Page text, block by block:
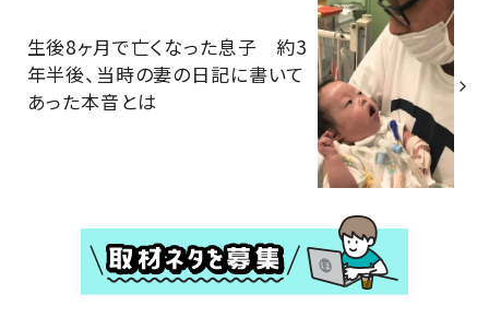
生後8ヶ月で亡くなった息子 約3
年半後、当時の妻の日記に書いて
あった本音とは